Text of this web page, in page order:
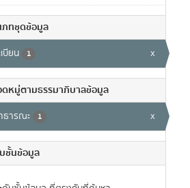
ภทชุดข้อมูล
บียน 1 x
หมู่ตามธรรมาภิบาลข้อมูล
ธารณะ 1 x
ชั้นข้อมูล